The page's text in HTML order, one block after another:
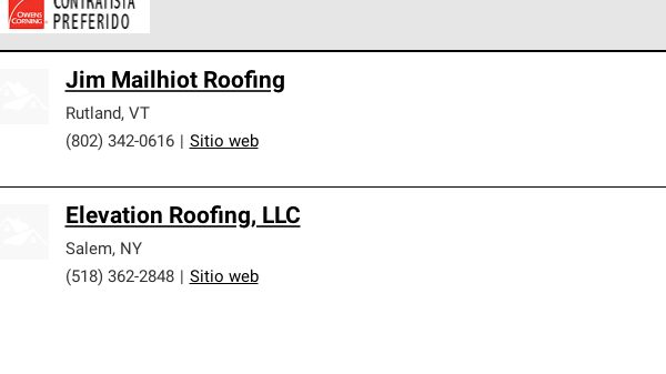
cumplen con altos estándares y requisitos estrictos de profesionalismo y confiabilidad.
Jim Mailhiot Roofing
Rutland , VT
(802) 342-0616
Sitio web
Elevation Roofing, LLC
Salem, NY
(518) 362-2848
Sitio web